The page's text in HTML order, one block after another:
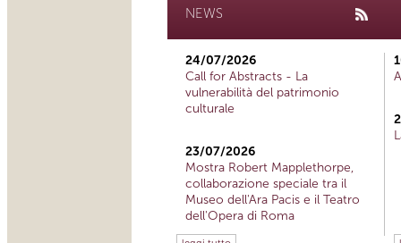
NEWS
24/07/2026
Call for Abstracts - La
vulnerabilità del patrimonio
culturale
23/07/2026
Mostra Robert Mapplethorpe,
collaborazione speciale tra il
Museo dell'Ara Pacis e il Teatro
dell'Opera di Roma